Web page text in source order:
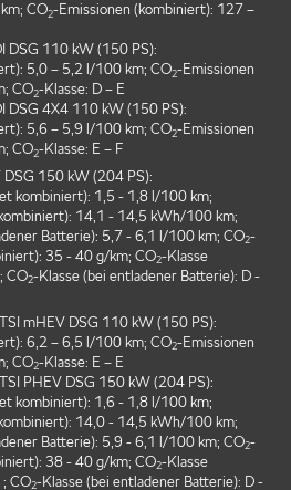
CO2-Emissionen (kombiniert): 127 –
DSG 110 kW (150 PS):
5,0 – 5,2 l/100 km; CO2-Emissionen
CO2-Klasse: D – E
DSG 4X4 110 kW (150 PS):
5,6 – 5,9 l/100 km; CO2-Emissionen
CO2-Klasse: E – F
DSG 150 kW (204 PS):
kombiniert): 1,5 - 1,8 l/100 km;
14,1 - 14,5 kWh/100 km;
Batterie): 5,7 - 6,1 l/100 km; CO2-
35 - 40 g/km; CO2-Klasse
CO2-Klasse (bei entladener Batterie): D -
mHEV DSG 110 kW (150 PS):
6,2 – 6,5 l/100 km; CO2-Emissionen
CO2-Klasse: E – E
PHEV DSG 150 kW (204 PS):
kombiniert): 1,6 - 1,8 l/100 km;
14,0 - 14,5 kWh/100 km;
Batterie): 5,9 - 6,1 l/100 km; CO2-
38 - 40 g/km; CO2-Klasse
CO2-Klasse (bei entladener Batterie): D -